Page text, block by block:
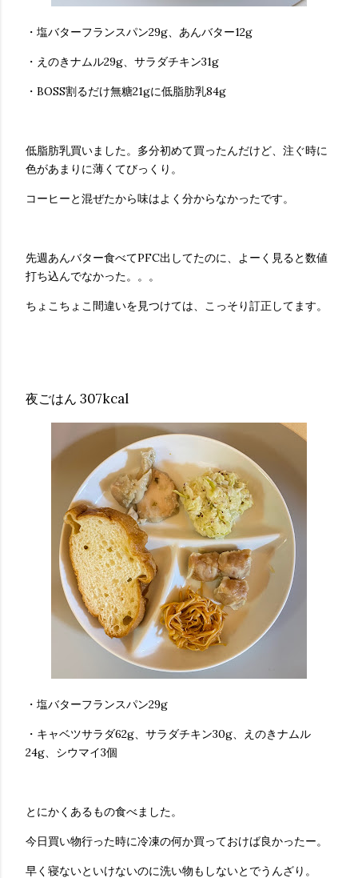
・塩バターフランスパン29g、あんバター12g
・えのきナムル29g、サラダチキン31g
・BOSS割るだけ無糖21gに低脂肪乳84g
低脂肪乳買いました。多分初めて買ったんだけど、注ぐ時に
色があまりに薄くてびっくり。
コーヒーと混ぜたから味はよく分からなかったです。
先週あんバター食べてPFC出してたのに、よーく見ると数値
打ち込んでなかった。。。
ちょこちょこ間違いを見つけては、こっそり訂正してます。
夜ごはん 307kcal
・塩バターフランスパン29g
・キャベツサラダ62g、サラダチキン30g、えのきナムル
24g、シウマイ3個
とにかくあるもの食べました。
今日買い物行った時に冷凍の何か買っておけば良かったー。
早く寝ないといけないのに洗い物もしないとでうんざり。